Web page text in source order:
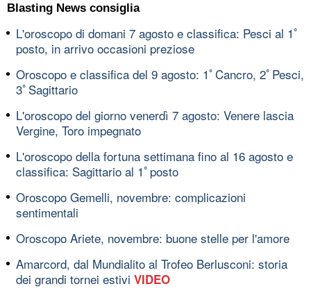
Blasting News consiglia
L'oroscopo di domani 7 agosto e classifica: Pesci al 1ﾟ
posto, in arrivo occasioni preziose
Oroscopo e classifica del 9 agosto: 1ﾟCancro, 2ﾟPesci,
3ﾟSagittario
L'oroscopo del giorno venerdì 7 agosto: Venere lascia
Vergine, Toro impegnato
L'oroscopo della fortuna settimana fino al 16 agosto e
classifica: Sagittario al 1ﾟposto
Oroscopo Gemelli, novembre: complicazioni
sentimentali
Oroscopo Ariete, novembre: buone stelle per l'amore
Amarcord, dal Mundialito al Trofeo Berlusconi: storia
dei grandi tornei estivi VIDEO